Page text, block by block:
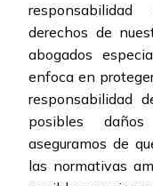
derechos de
abogados
enfoca en
responsabilidad
posibles
aseguramos de
las normativas